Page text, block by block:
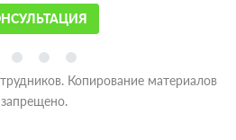
Копирование материалов
запрещено.